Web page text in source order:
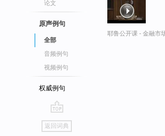
论文
原声例句
全部
音频例句
视频例句
权威例句
go
top
返回词典
耶鲁公开课 - 金融市